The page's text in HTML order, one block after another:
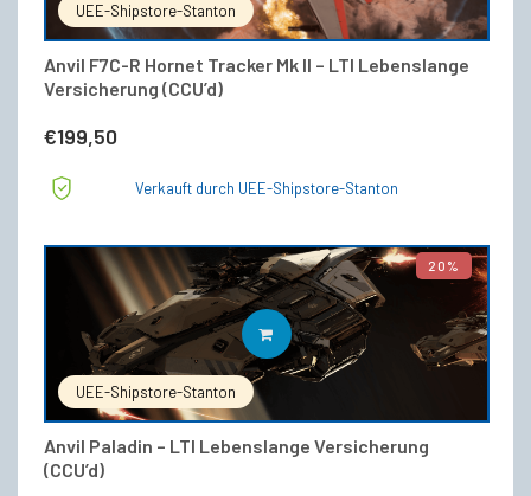
UEE-Shipstore-Stanton
Anvil F7C-R Hornet Tracker Mk II – LTI Lebenslange
Versicherung (CCU’d)
€199,50
Verkauft durch UEE-Shipstore-Stanton
20%
UEE-Shipstore-Stanton
Anvil Paladin – LTI Lebenslange Versicherung
(CCU’d)
IN DEN WARENKORB